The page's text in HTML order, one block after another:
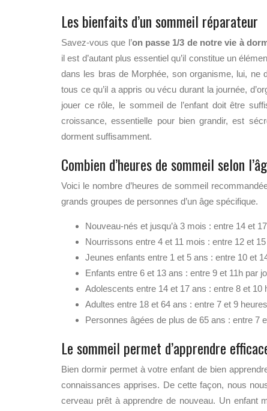
Les bienfaits d’un sommeil réparateur
Savez-vous que l’on passe 1/3 de notre vie à
il est d’autant plus essentiel qu’il constitue un
dans les bras de Morphée, son organisme, lui, ne
tous ce qu’il a appris ou vécu durant la journée,
jouer ce rôle, le sommeil de l’enfant doit être
croissance, essentielle pour bien grandir, est
dorment suffisamment.
Combien d’heures de sommeil selon
Voici le nombre d’heures de sommeil
grands groupes de personnes d’un âge spécifique.
Nouveau-nés et jusqu’à 3 mois : entre 14 et
Nourrissons entre 4 et 11 mois : entre 12 et
Jeunes enfants entre 1 et 5 ans : entre 10 et
Enfants entre 6 et 13 ans : entre 9 et 11h par
Adolescents entre 14 et 17 ans : entre 8 et 10
Adultes entre 18 et 64 ans : entre 7 et 9
Personnes âgées de plus de 65 ans : entre 7
Le sommeil permet d’apprendre
Bien dormir permet à votre enfant de bien
connaissances apprises. De cette façon, nous
cerveau prêt à apprendre de nouveau. Un enfant